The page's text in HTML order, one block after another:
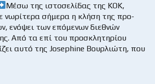
Μέσω της ιστοσελίδας της ΚΟΚ,
νωρίτερα σήμερα η κλήση της προ-
ενόψει των επόμενων διεθνών
Από τα επί του προσκλητηρίου
αυτό της Josephine Βουρλιώτη, που